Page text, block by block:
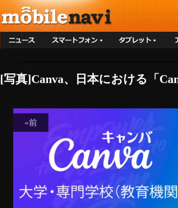
[写真]Canva、日本における「
«前